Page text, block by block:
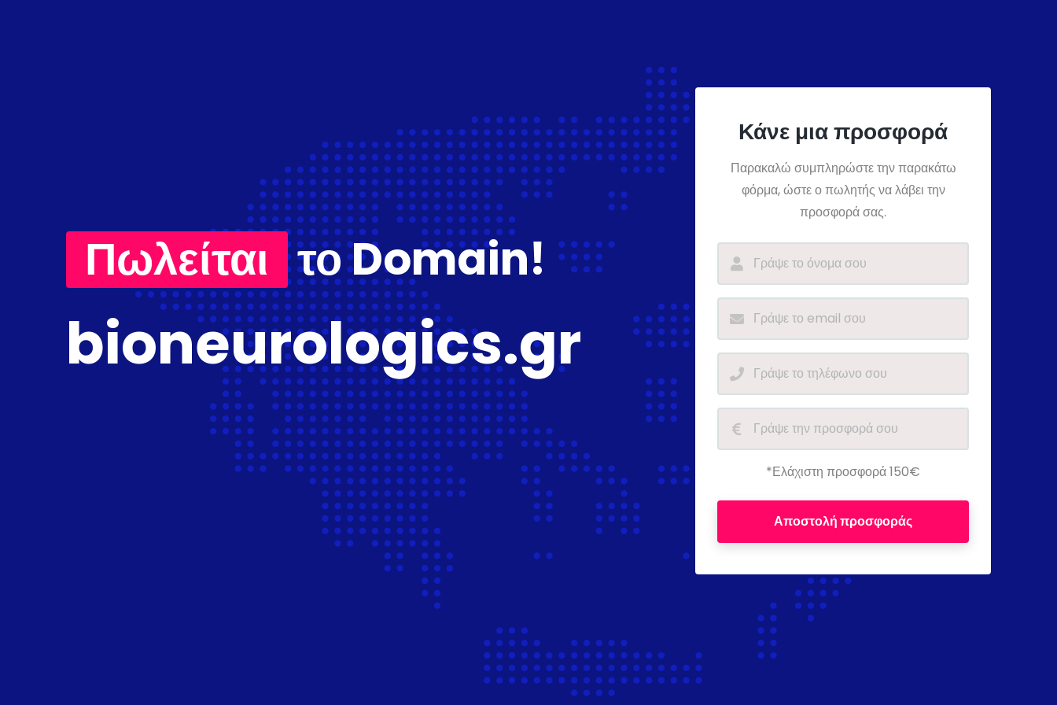
Πωλείται το Domain!
bioneurologics.gr
Κάνε μια προσφορά
Παρακαλώ συμπληρώστε την παρακάτω
φόρμα, ώστε ο πωλητής να λάβει την
προσφορά σας.
*Ελάχιστη προσφορά 150€
Αποστολή προσφοράς